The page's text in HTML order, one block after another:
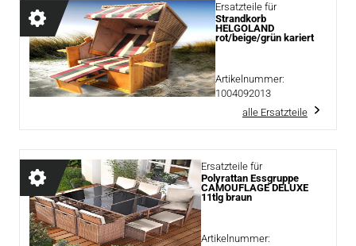
Ersatzteile für
Strandkorb
HELGOLAND
rot/beige/grün kariert
Artikelnummer:
1004092013
alle Ersatzteile
Ersatzteile für
Polyrattan Essgruppe
CAMOUFLAGE DELUXE
11tlg braun
Artikelnummer: